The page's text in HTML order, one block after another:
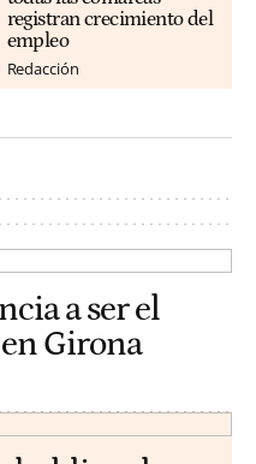
registran crecimiento del
empleo
Redacción
a ser el
Girona